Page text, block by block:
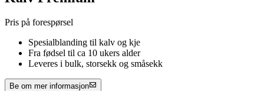
Pris på forespørsel
Spesialblanding til kalv og kje
Fra fødsel til ca 10 ukers alder
Leveres i bulk, storsekk og småsekk
Be om mer informasjon